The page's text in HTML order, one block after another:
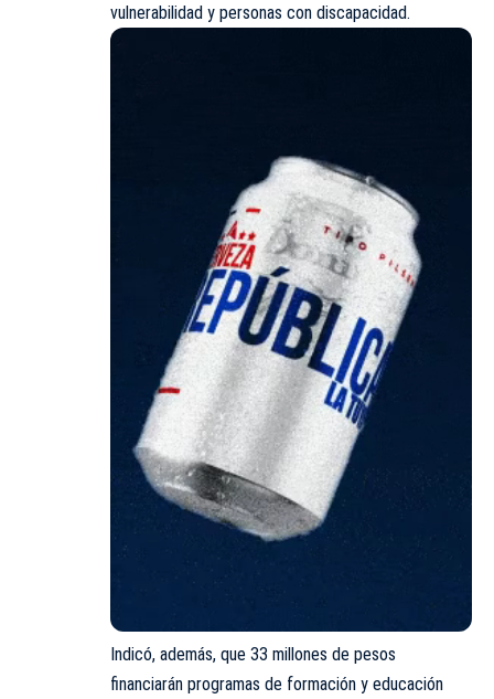
vulnerabilidad y personas con discapacidad.
Indicó, además, que 33 millones de pesos
financiarán programas de formación y educación